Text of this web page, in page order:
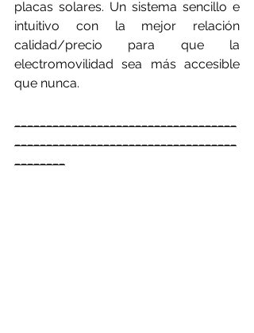
placas solares. Un sistema sencillo e
intuitivo con la mejor relación
calidad/precio para que la
electromovilidad sea más accesible
que nunca.